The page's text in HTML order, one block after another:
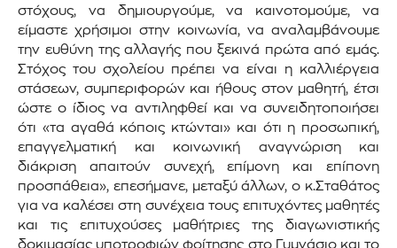
στόχους, να δημιουργούμε, να καινοτομούμε, να
είμαστε χρήσιμοι στην κοινωνία, να αναλαμβάνουμε
την ευθύνη της αλλαγής που ξεκινά πρώτα από εμάς.
Στόχος του σχολείου πρέπει να είναι η καλλιέργεια
στάσεων, συμπεριφορών και ήθους στον μαθητή, έτσι
ώστε ο ίδιος να αντιληφθεί και να συνειδητοποιήσει
ότι «τα αγαθά κόποις κτώνται» και ότι η προσωπική,
επαγγελματική και κοινωνική αναγνώριση και
διάκριση απαιτούν συνεχή, επίμονη και επίπονη
προσπάθεια», επεσήμανε, μεταξύ άλλων, ο κ.Σταθάτος
για να καλέσει στη συνέχεια τους επιτυχόντες μαθητές
και τις επιτυχούσες μαθήτριες της διαγωνιστικής
δοκιμασίας υποτροφιών φοίτησης στο Γυμνάσιο και το